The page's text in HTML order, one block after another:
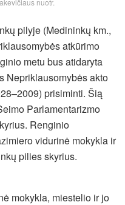
nuotr.
pilyje (Medininkų km.,
atkūrimo
metu bus atidaryta
Nepriklausomybės akto
–2009) prisiminti. Šią
Parlamentarizmo
Renginio
vidurinė mokykla ir
pilies skyrius.
mokykla, miestelio ir jo